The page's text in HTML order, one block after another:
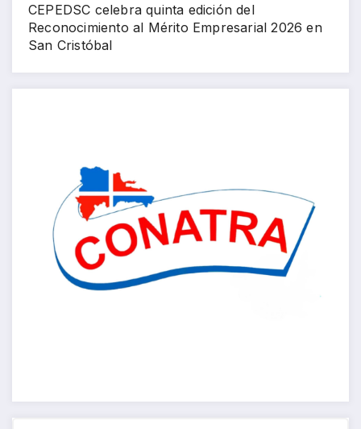
CEPEDSC celebra quinta edición del
Reconocimiento al Mérito Empresarial 2026 en
San Cristóbal